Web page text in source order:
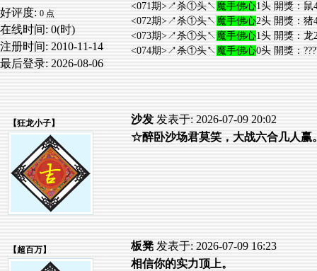
好评度: 0 点
在线时间: 0(时)
注册时间: 2010-11-14
最后登录: 2026-08-06
<071期>↗杀①头↖ 魔手佛心1头 開獎：鼠
<072期>↗杀①头↖ 魔手佛心2头 開獎：猪
<073期>↗杀①头↖ 魔手佛心1头 開獎：龙
<074期>↗杀①头↖ 魔手佛心0头 開獎：
【狂龙小子】 沙发 发表于: 2026-07-09 20:02
☆醉卧沙场君莫笑，大战六合几人
【超百万】 板凳 发表于: 2026-07-09 16:23
相信你的实力顶上。